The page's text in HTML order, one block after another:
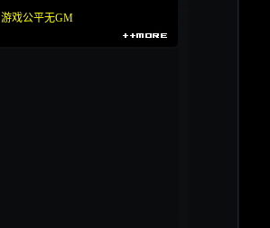
游戏公平无GM